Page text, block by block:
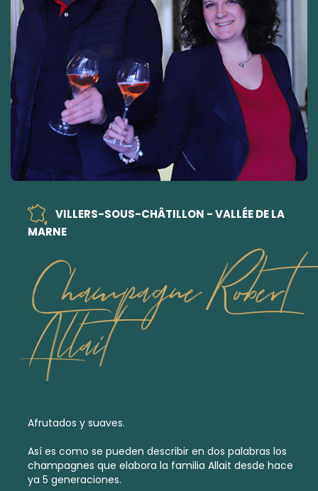
VILLERS-SOUS-CHÂTILLON - VALLÉE DE LA
MARNE
Champagne Robert
Allait
Afrutados y suaves.
Así es como se pueden describir en dos palabras los
champagnes que elabora la familia Allait desde hace
ya 5 generaciones.